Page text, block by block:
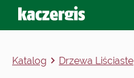
Katalog Drzewa Liściaste